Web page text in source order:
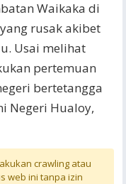
Waikaka di
rusak akibet
Usai melihat
pertemuan
bertetangga
Negeri Hualoy,
crawling atau
web ini tanpa izin